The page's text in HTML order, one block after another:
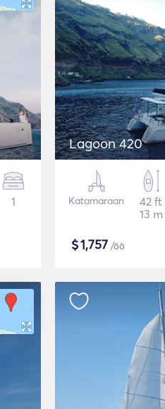
1
Lagoon 420
Katamaraan
42 ft
13 m
$1,757 /öö